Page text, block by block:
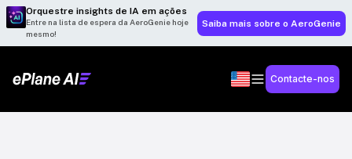
Orquestre insights de IA em ações
Entre na lista de espera da AeroGenie hoje
mesmo!
Saiba mais sobre o AeroGenie
Contacte-nos